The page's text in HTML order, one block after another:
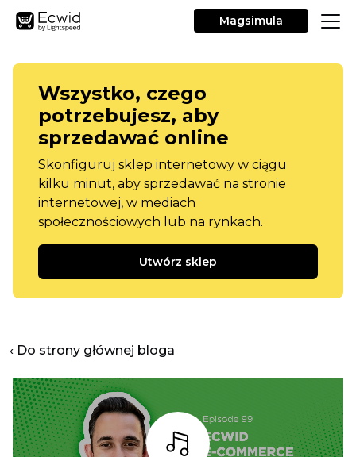
Magsimula
Wszystko, czego
potrzebujesz, aby
sprzedawać online
Skonfiguruj sklep internetowy w ciągu
kilku minut, aby sprzedawać na stronie
internetowej, w mediach
społecznościowych lub na rynkach.
Utwórz sklep
‹ Do strony głównej bloga